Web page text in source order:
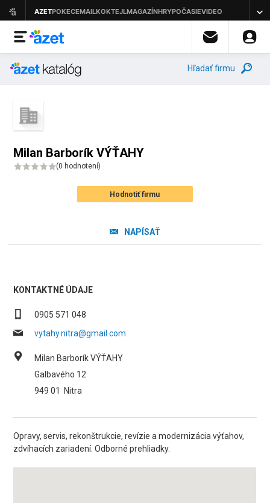
Hľadať firmu
Milan Barborík VÝŤAHY
(0 hodnotení)
Hodnotiť firmu
NAPÍSAŤ
KONTAKTNÉ ÚDAJE
0905 571 048
vytahy.nitra@gmail.com
Milan Barborík VÝŤAHY
Galbavého 12
949 01
Nitra
Opravy, servis, rekonštrukcie, revízie a modernizácia výťahov,
zdvíhacích zariadení. Odborné prehliadky.